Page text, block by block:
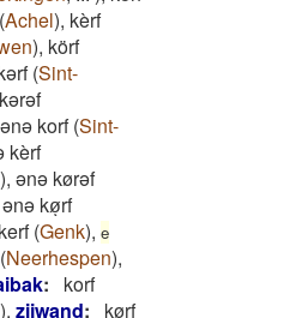
Achel), kèrf
), körf
(Sint-
ənə korf(Sint-
kèrf
), ənə kørəf
ənə køͅrf
(Genk), e
Neerhespen),
:
korf
), zijwand: kørf